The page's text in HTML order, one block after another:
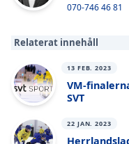
070-746 46 81
Relaterat innehåll
13 FEB. 2023
VM-
SVT
22 JAN. 2023